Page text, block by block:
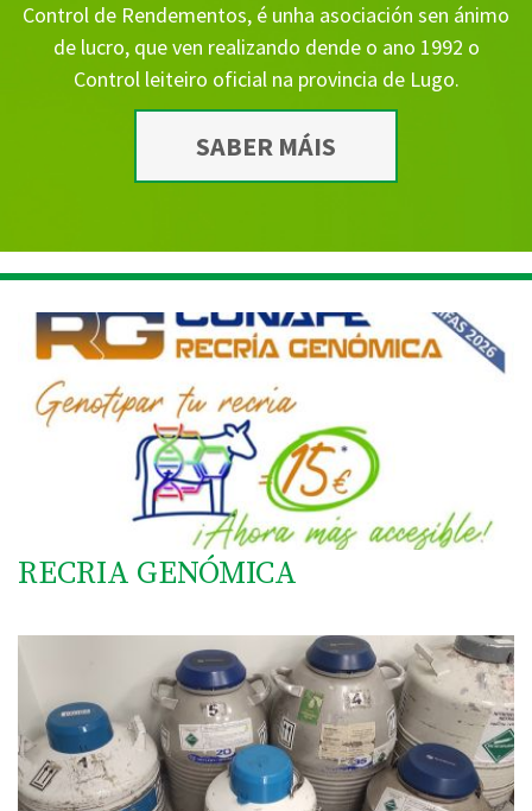
Control de Rendementos, é unha asociación sen ánimo
de lucro, que ven realizando dende o ano 1992 o
Control leiteiro oficial na provincia de Lugo.
SABER MÁIS
RECRIA GENÓMICA